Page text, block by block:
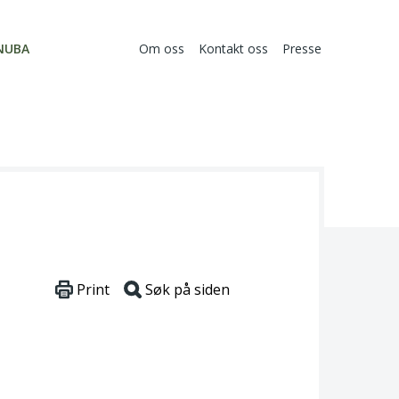
Om oss Kontakt oss Presse
Print Søk på siden